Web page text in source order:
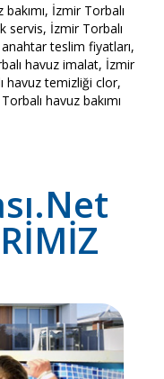
İzmir Torbalı
servis, İzmir Torbalı
teslim fiyatları,
havuz imalat, İzmir
havuz temizliği clor,
havuz bakımı